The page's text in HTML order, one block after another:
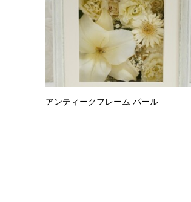
アンティークフレーム パール